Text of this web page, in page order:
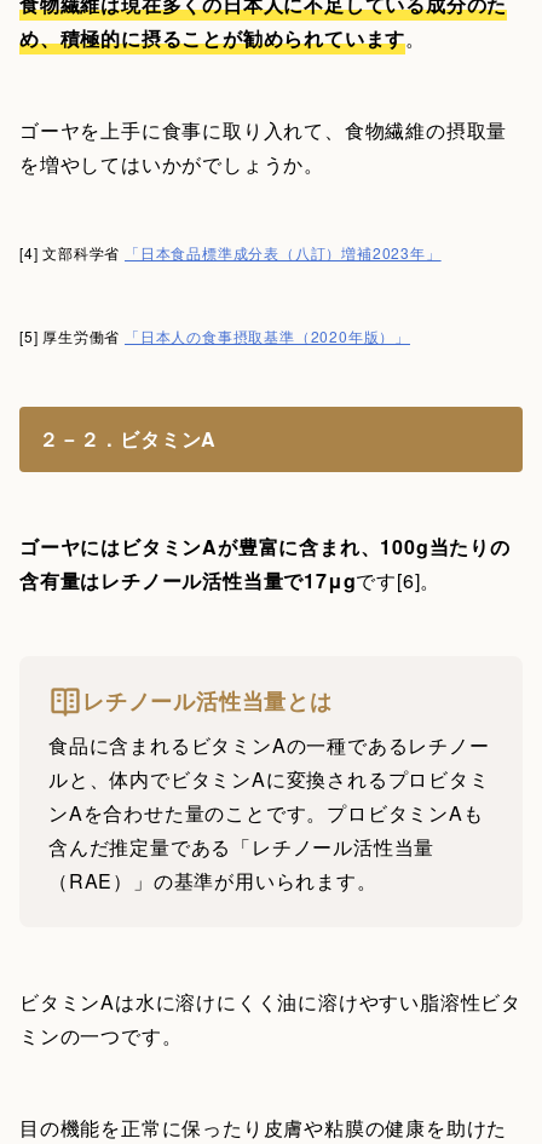
め、積極的に摂ることが勧められています。
ゴーヤを上手に食事に取り入れて、食物繊維の摂取量
を増やしてはいかがでしょうか。
[4] 文部科学省 「日本食品標準成分表（八訂）増補2023年」
[5] 厚生労働省 「日本人の食事摂取基準（2020年版）」
２－２．ビタミンA
ゴーヤにはビタミンAが豊富に含まれ、100g当たりの
含有量はレチノール活性当量で17μgです[6]。
レチノール活性当量とは
食品に含まれるビタミンAの一種であるレチノー
ルと、体内でビタミンAに変換されるプロビタミ
ンAを合わせた量のことです。プロビタミンAも
含んだ推定量である「レチノール活性当量
（RAE）」の基準が用いられます。
ビタミンAは水に溶けにくく油に溶けやすい脂溶性ビタ
ミンの一つです。
目の機能を正常に保ったり皮膚や粘膜の健康を助けた